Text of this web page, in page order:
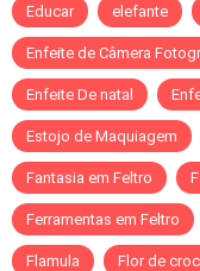
Educar elefante
Enfeite de Câmera
Enfeite De natal
Estojo de Maquiagem
Fantasia em Feltro
Ferramentas em Feltro
Flamula Flor de